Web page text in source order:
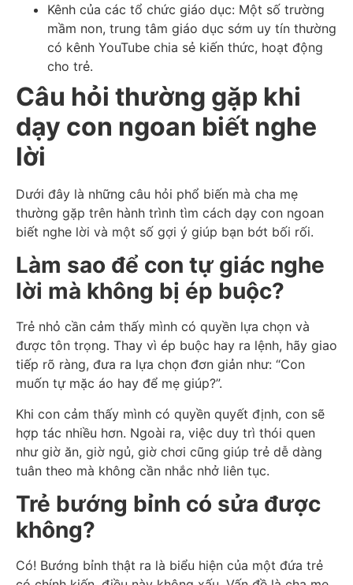
Kênh của các tổ chức giáo dục: Một số trường
mầm non, trung tâm giáo dục sớm uy tín thường
có kênh YouTube chia sẻ kiến thức, hoạt động
cho trẻ.
Câu hỏi thường gặp khi
dạy con ngoan biết nghe
lời
Dưới đây là những câu hỏi phổ biến mà cha mẹ
thường gặp trên hành trình tìm cách dạy con ngoan
biết nghe lời và một số gợi ý giúp bạn bớt bối rối.
Làm sao để con tự giác nghe
lời mà không bị ép buộc?
Trẻ nhỏ cần cảm thấy mình có quyền lựa chọn và
được tôn trọng. Thay vì ép buộc hay ra lệnh, hãy giao
tiếp rõ ràng, đưa ra lựa chọn đơn giản như: “Con
muốn tự mặc áo hay để mẹ giúp?”.
Khi con cảm thấy mình có quyền quyết định, con sẽ
hợp tác nhiều hơn. Ngoài ra, việc duy trì thói quen
như giờ ăn, giờ ngủ, giờ chơi cũng giúp trẻ dễ dàng
tuân theo mà không cần nhắc nhở liên tục.
Trẻ bướng bỉnh có sửa được
không?
Có! Bướng bỉnh thật ra là biểu hiện của một đứa trẻ